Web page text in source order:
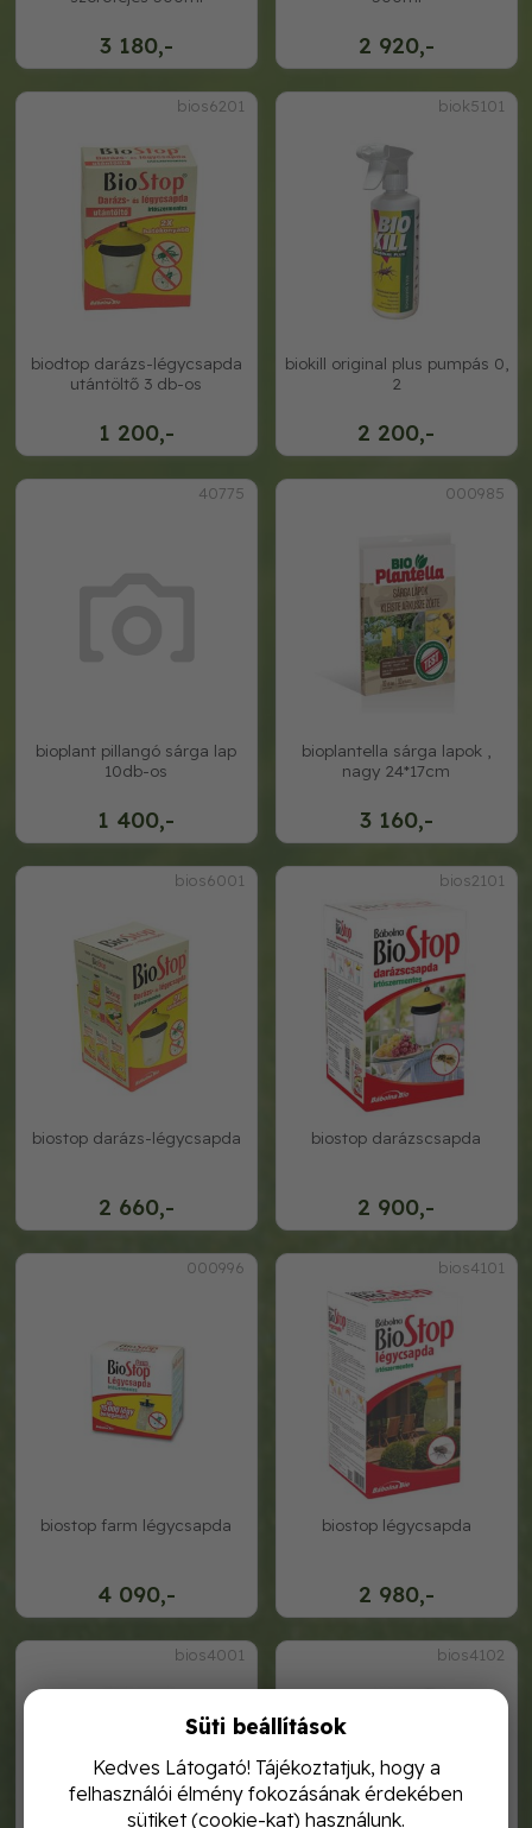
3 180,- 2 920,-
bios6201
1 200,-
biodtop darázs-légycsapda
utántöltő 3 db-os
biok5101
2 200,-
biokill original plus pumpás 0,
2
40775
1 400,-
bioplant pillangó sárga lap
10db-os
000985
3 160,-
bioplantella sárga lapok ,
nagy 24*17cm
bios6001
2 660,-
biostop darázs-légycsapda
bios2101
2 900,-
biostop darázscsapda
000996
4 090,-
biostop farm légycsapda
bios4101
2 980,-
biostop légycsapda
bios4001 bios4102
Süti beállítások
Kedves Látogató! Tájékoztatjuk, hogy a
felhasználói élmény fokozásának érdekében
sütiket (cookie-kat) használunk.